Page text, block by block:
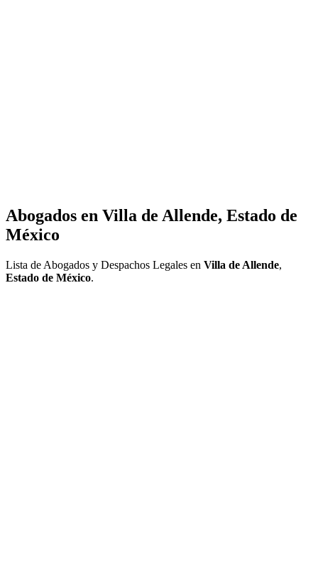
Abogados en Villa de Allende, Estado de
México
Lista de Abogados y Despachos Legales en Villa de Allende,
Estado de México.